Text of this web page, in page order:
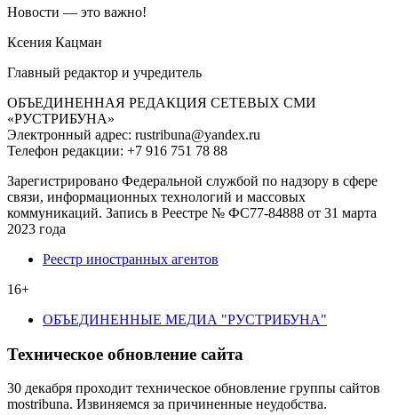
Новости — это важно!
Ксения Кацман
Главный редактор и учредитель
ОБЪЕДИНЕННАЯ РЕДАКЦИЯ СЕТЕВЫХ СМИ
«РУСТРИБУНА»
Электронный адрес: rustribuna@yandex.ru
Телефон редакции: +7 916 751 78 88
Зарегистрировано Федеральной службой по надзору в сфере
связи, информационных технологий и массовых
коммуникаций. Запись в Реестре № ФС77-84888 от 31 марта
2023 года
Реестр иностранных агентов
16+
ОБЪЕДИНЕННЫЕ МЕДИА "РУСТРИБУНА"
Техническое обновление сайта
30 декабря проходит техническое обновление группы сайтов
mostribuna. Извиняемся за причиненные неудобства.